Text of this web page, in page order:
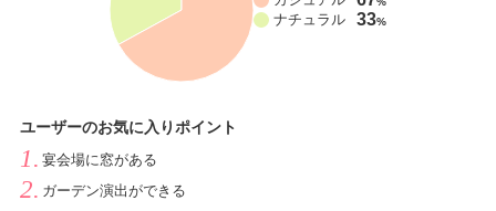
ナチュラル 33%
ユーザーのお気に入りポイント
宴会場に窓がある
ガーデン演出ができる